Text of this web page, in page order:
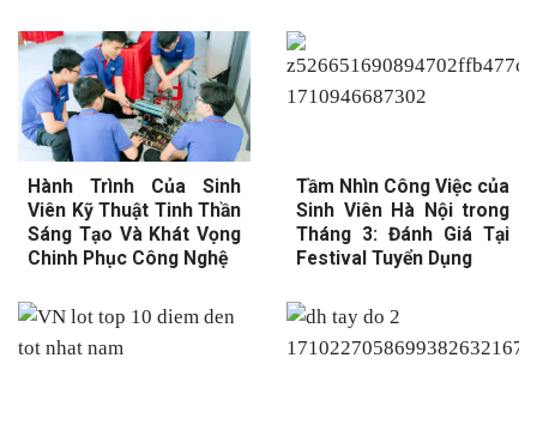
Hành Trình Của Sinh
Viên Kỹ Thuật Tinh Thần
Sáng Tạo Và Khát Vọng
Chinh Phục Công Nghệ
Tầm Nhìn Công Việc của
Sinh Viên Hà Nội trong
Tháng 3: Đánh Giá Tại
Festival Tuyển Dụng